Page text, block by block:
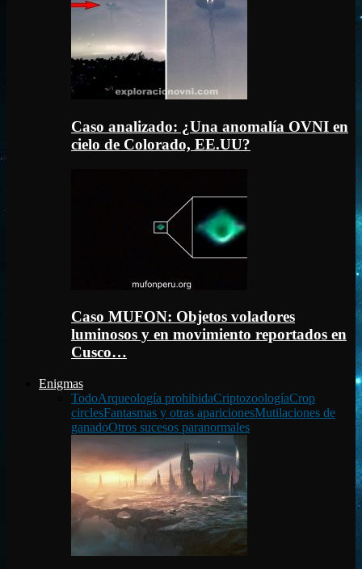
Caso analizado: ¿Una anomalía OVNI en
cielo de Colorado, EE.UU?
Caso MUFON: Objetos voladores
luminosos y en movimiento reportados en
Cusco…
Enigmas
TodoArqueología prohibidaCriptozoologíaCrop
circlesFantasmas y otras aparicionesMutilaciones de
ganadoOtros sucesos paranormales